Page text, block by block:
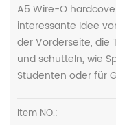
A5 Wire-O
interessante Idee
der Vorderseite, die
und schütteln, wie
Studenten oder für
Item NO.: